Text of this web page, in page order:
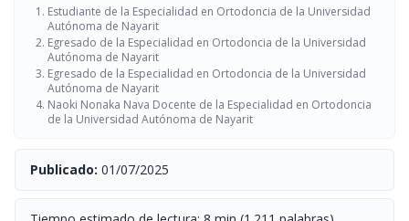
Estudiante de la Especialidad en Ortodoncia de la Universidad
Autónoma de Nayarit
Egresado de la Especialidad en Ortodoncia de la Universidad
Autónoma de Nayarit
Egresado de la Especialidad en Ortodoncia de la Universidad
Autónoma de Nayarit
Naoki Nonaka Nava Docente de la Especialidad en Ortodoncia
de la Universidad Autónoma de Nayarit
Publicado: 01/07/2025